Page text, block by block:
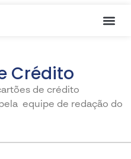
Crédito
de crédito
equipe de redação do